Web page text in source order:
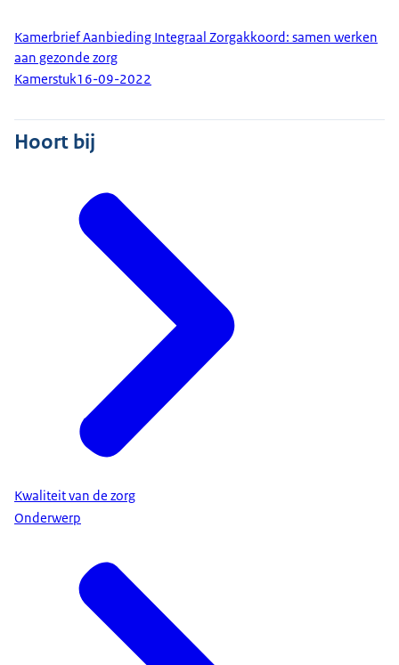
Kamerbrief Aanbieding Integraal Zorgakkoord: samen werken
aan gezonde zorg
Kamerstuk16-09-2022
Hoort bij
Kwaliteit van de zorg
Onderwerp